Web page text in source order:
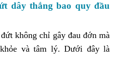
dây thắng bao quy đầu
không chỉ gây đau đớn mà
và tâm lý. Dưới đây là